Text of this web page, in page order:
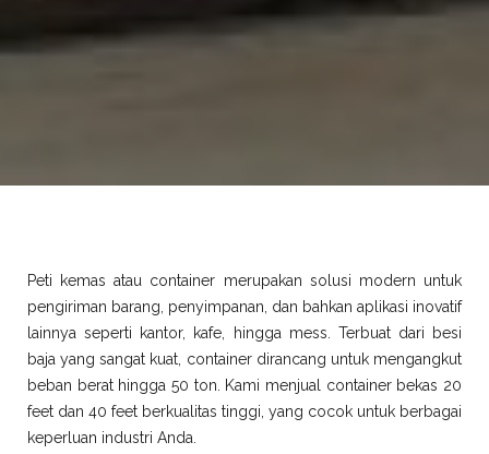
Peti kemas atau container merupakan solusi modern untuk
pengiriman barang, penyimpanan, dan bahkan aplikasi inovatif
lainnya seperti kantor, kafe, hingga mess. Terbuat dari besi
baja yang sangat kuat, container dirancang untuk mengangkut
beban berat hingga 50 ton. Kami menjual container bekas 20
feet dan 40 feet berkualitas tinggi, yang cocok untuk berbagai
keperluan industri Anda.